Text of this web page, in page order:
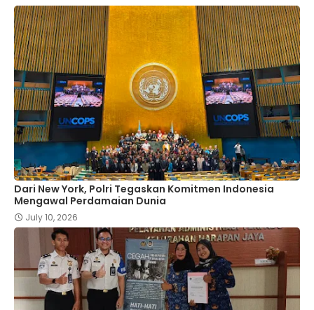
Dari New York, Polri Tegaskan Komitmen Indonesia
Mengawal Perdamaian Dunia
July 10, 2026